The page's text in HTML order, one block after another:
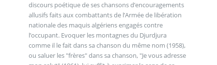
discours poétique de ses chansons d’encouragements
allusifs faits aux combattants de l’Armée de libération
nationale des maquis algériens engagés contre
l’occupant. Evoquer les montagnes du Djurdjura
comme il le fait dans sa chanson du même nom (1958),
ou saluer les "frères" dans sa chanson, "Je vous adresse